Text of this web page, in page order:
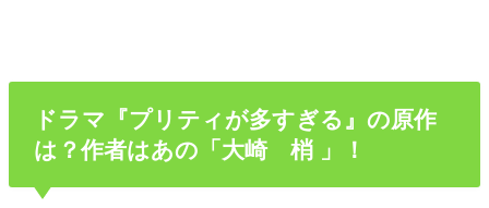
ドラマ『プリティが多すぎる』の原作
は？作者はあの「大崎 梢 」！